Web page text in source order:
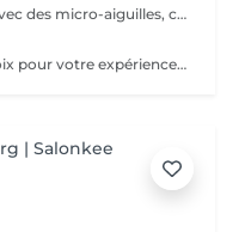
Le microneedling perfore la peau avec des micro-aiguilles, créant des micro-canaux qui permettent à un sérum actif (PDRN ou exosomes) de pénétrer en profondeur dans le derme. C'est ce qu'on appelle un soin « biostimulateur » : on ne remplit pas, on stimule la peau pour qu'elle se régénère elle-même. Tandis que le sérum PDRN pénètre profondément pour stimuler la réparation cellulaire, accélérer la cicatrisation et booster la production de collagène. Pour optimiser les effets du soin, nous appliquerons la lumière LED sur le visage. Profitez, également, d'un traitement anti-âge à la lumière Led pour les mains.
Nous vous aidons a faire le bon choix pour votre expérience HYDRAFACIAL®